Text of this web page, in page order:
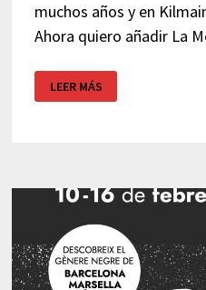
muchos años y en
Ahora quiero añadir La
«LA
MODELO»
LEER MÁS